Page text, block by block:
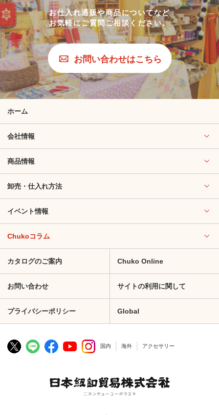
お仕入れ通販や商品についてなど
お気軽にご質問ご相談ください。
お問い合わせはこちら
ホーム
会社情報
商品情報
卸売・仕入れ方法
イベント情報
Chukoコラム
カタログのご案内 Chuko Online
お問い合わせ サイトの利用に関して
プライバシーポリシー Global
国内 海外 アクセサリー